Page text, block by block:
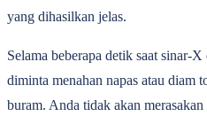
yang dihasilkan jelas.
Selama beberapa detik saat sinar-
diminta menahan napas atau diam
buram. Anda tidak akan merasakan